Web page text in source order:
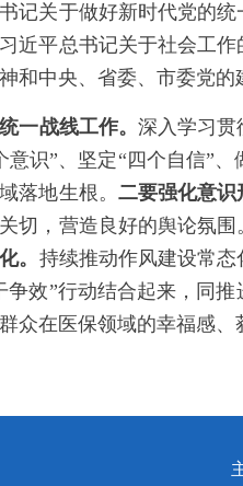
关于做好新时代党的统
近平总书记关于社会工
和中央、省委、市委党的
一战线工作。 深入学习贯
识”、坚定“四个自信”
落地生根。 二要强化意识
切，营造良好的舆论氛
。 持续推动作风建设常
争效”行动结合起来，同
众在医保领域的幸福感、